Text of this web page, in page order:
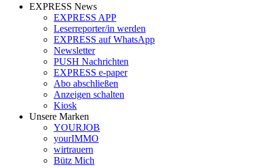
EXPRESS News
EXPRESS APP
Leserreporter/in werden
EXPRESS auf WhatsApp
Newsletter
PUSH Nachrichten
EXPRESS e-paper
Abo abschließen
Anzeigen schalten
Kiosk
Unsere Marken
YOURJOB
yourIMMO
wirtrauern
Bütz Mich